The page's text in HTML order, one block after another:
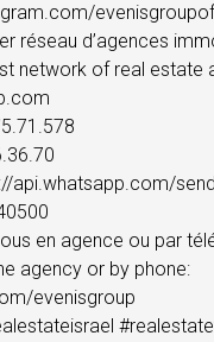
réseau d’agences
network of real estate
api.whatsapp.com/
en agence ou par
agency or by phone:
evenisgroup